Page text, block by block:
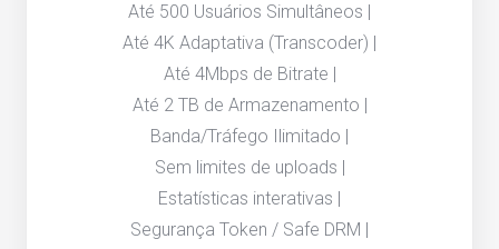
Até 500 Usuários Simultâneos |
Até 4K Adaptativa (Transcoder) |
Até 4Mbps de Bitrate |
Até 2 TB de Armazenamento |
Banda/Tráfego Ilimitado |
Sem limites de uploads |
Estatísticas interativas |
Segurança Token / Safe DRM |